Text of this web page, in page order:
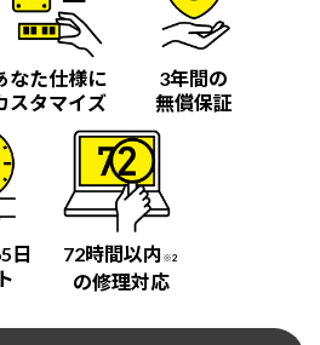
なた仕様に
スタマイズ
3年間の
無償保証
日
72時間以内 ※2
の修理対応